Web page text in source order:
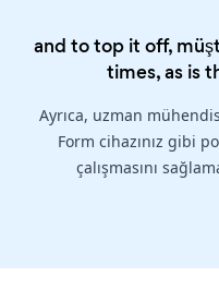
and to top it off,
times, as is
Ayrıca, uzman
Form cihazınız gibi
çalışmasını